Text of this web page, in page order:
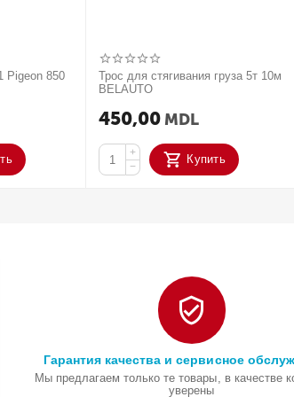
Pigeon 850
Трос для стягивания груза 5т 10м
BELAUTO
450,00 MDL
+
−
Купить
Гарантия качества и сервисное
Мы предлагаем только те товары, в качестве
уверены